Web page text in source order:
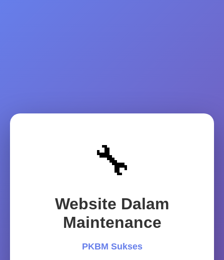
🔧
Website Dalam
Maintenance
PKBM Sukses